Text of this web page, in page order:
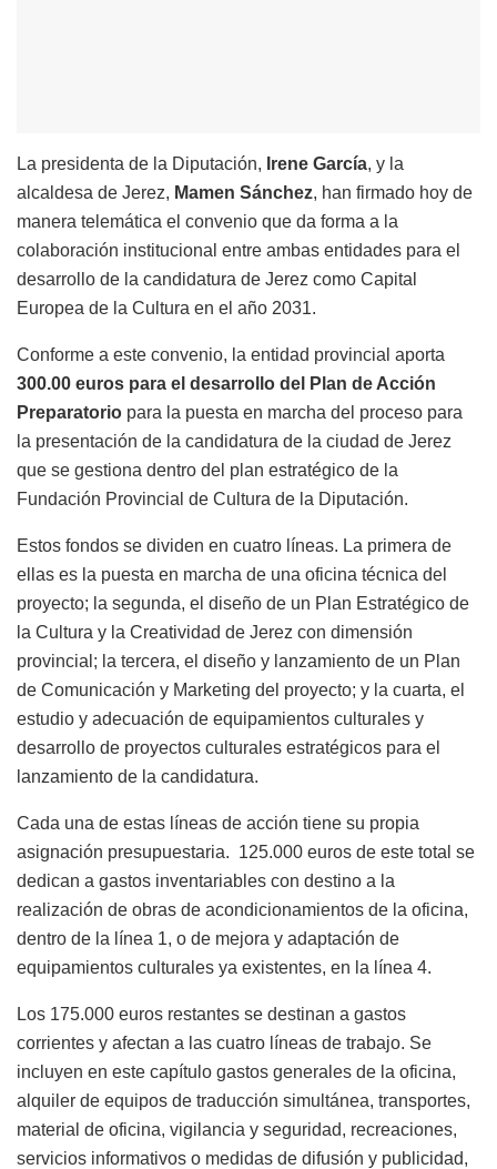
La presidenta de la Diputación, Irene García, y la
alcaldesa de Jerez, Mamen Sánchez, han firmado hoy de
manera telemática el convenio que da forma a la
colaboración institucional entre ambas entidades para el
desarrollo de la candidatura de Jerez como Capital
Europea de la Cultura en el año 2031.
Conforme a este convenio, la entidad provincial aporta
300.00 euros para el desarrollo del Plan de Acción
Preparatorio para la puesta en marcha del proceso para
la presentación de la candidatura de la ciudad de Jerez
que se gestiona dentro del plan estratégico de la
Fundación Provincial de Cultura de la Diputación.
Estos fondos se dividen en cuatro líneas. La primera de
ellas es la puesta en marcha de una oficina técnica del
proyecto; la segunda, el diseño de un Plan Estratégico de
la Cultura y la Creatividad de Jerez con dimensión
provincial; la tercera, el diseño y lanzamiento de un Plan
de Comunicación y Marketing del proyecto; y la cuarta, el
estudio y adecuación de equipamientos culturales y
desarrollo de proyectos culturales estratégicos para el
lanzamiento de la candidatura.
Cada una de estas líneas de acción tiene su propia
asignación presupuestaria. 125.000 euros de este total se
dedican a gastos inventariables con destino a la
realización de obras de acondicionamientos de la oficina,
dentro de la línea 1, o de mejora y adaptación de
equipamientos culturales ya existentes, en la línea 4.
Los 175.000 euros restantes se destinan a gastos
corrientes y afectan a las cuatro líneas de trabajo. Se
incluyen en este capítulo gastos generales de la oficina,
alquiler de equipos de traducción simultánea, transportes,
material de oficina, vigilancia y seguridad, recreaciones,
servicios informativos o medidas de difusión y publicidad,